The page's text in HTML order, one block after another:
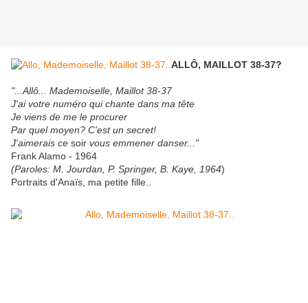
ALLÔ, MAILLOT 38-37?
"...Allô... Mademoiselle, Maillot 38-37
J'ai votre numéro qui chante dans ma tête
Je viens de me le procurer
Par quel moyen? C'est un secret!
J'aimerais ce soir vous emmener danser..."
Frank Alamo - 1964
(Paroles: M. Jourdan, P. Springer, B. Kaye, 1964)
Portraits d'Anaïs, ma petite fille..